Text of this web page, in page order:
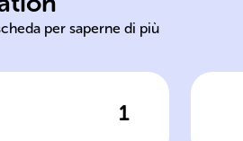
per saperne di più
1